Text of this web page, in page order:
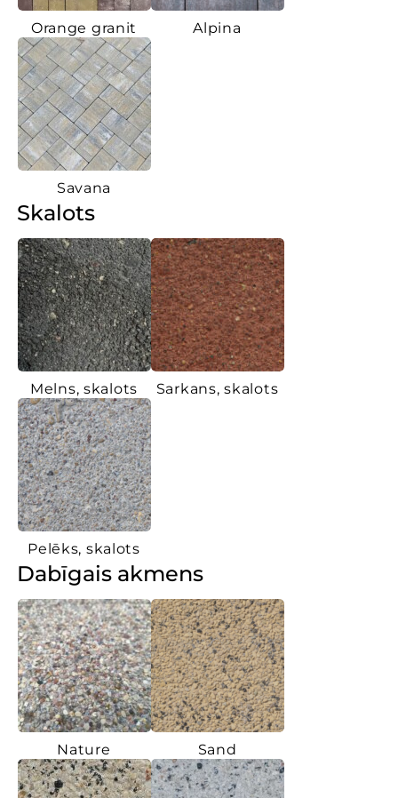
Orange granit Alpina
Savana
Skalots
Melns, skalots Sarkans, skalots
Pelēks, skalots
Dabīgais akmens
Nature Sand